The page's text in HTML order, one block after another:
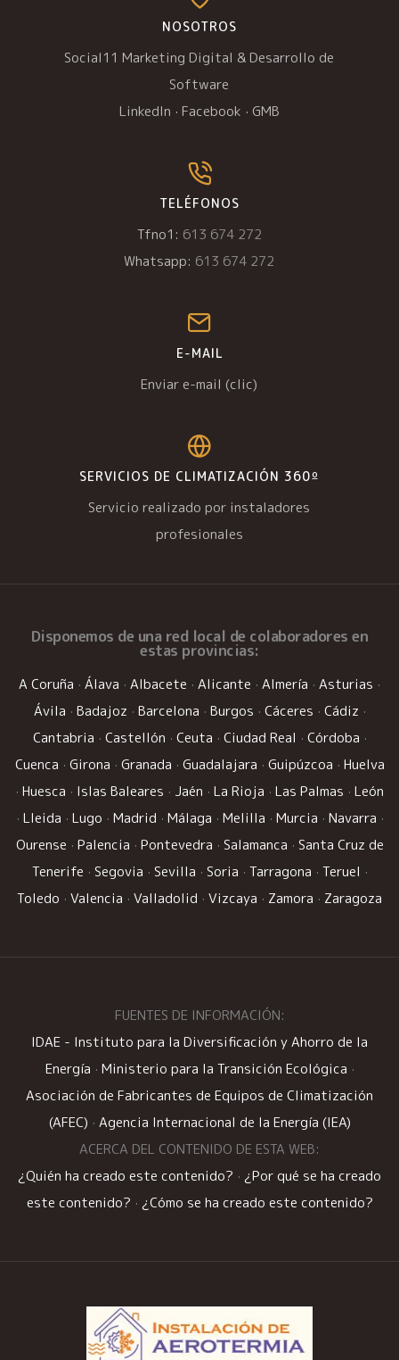
NOSOTROS
Social11 Marketing Digital & Desarrollo de
Software
LinkedIn · Facebook · GMB
TELÉFONOS
Tfno1: 613 674 272
Whatsapp: 613 674 272
E-MAIL
Enviar e-mail (clic)
SERVICIOS DE CLIMATIZACIÓN 360º
Servicio realizado por instaladores
profesionales
Disponemos de una red local de colaboradores en
estas provincias:
A Coruña · Álava · Albacete · Alicante · Almería · Asturias ·
Ávila · Badajoz · Barcelona · Burgos · Cáceres · Cádiz ·
Cantabria · Castellón · Ceuta · Ciudad Real · Córdoba ·
Cuenca · Girona · Granada · Guadalajara · Guipúzcoa · Huelva
· Huesca · Islas Baleares · Jaén · La Rioja · Las Palmas · León
· Lleida · Lugo · Madrid · Málaga · Melilla · Murcia · Navarra ·
Ourense · Palencia · Pontevedra · Salamanca · Santa Cruz de
Tenerife · Segovia · Sevilla · Soria · Tarragona · Teruel ·
Toledo · Valencia · Valladolid · Vizcaya · Zamora · Zaragoza
FUENTES DE INFORMACIÓN:
IDAE - Instituto para la Diversificación y Ahorro de la
Energía · Ministerio para la Transición Ecológica ·
Asociación de Fabricantes de Equipos de Climatización
(AFEC) · Agencia Internacional de la Energía (IEA)
ACERCA DEL CONTENIDO DE ESTA WEB:
¿Quién ha creado este contenido? · ¿Por qué se ha creado
este contenido? · ¿Cómo se ha creado este contenido?